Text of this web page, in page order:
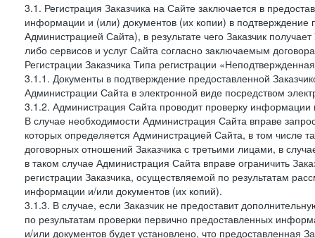
3.1. Регистрация Заказчика на Сайте заключается в
информации и (или) документов (их копии) в
Администрацией Сайта), в результате чего Заказчик
либо сервисов и услуг Сайта согласно заключаемым
Регистрации Заказчика Типа регистрации
3.1.1. Документы в подтверждение предоставленной
Администрации Сайта в электронной виде посредством
3.1.2. Администрация Сайта проводит проверку информации
В случае необходимости Администрация Сайта вправе
которых определяется Администрацией Сайта, в том числе
договорных отношений Заказчика с третьими лицами, в
в таком случае Администрация Сайта вправе ограничить
регистрации Заказчика, осуществляемой по результатам
информации и/или документов (их копий).
3.1.3. В случае, если Заказчик не предоставит
по результатам проверки первично предоставленных
и/или документов будет установлено, что предоставленная